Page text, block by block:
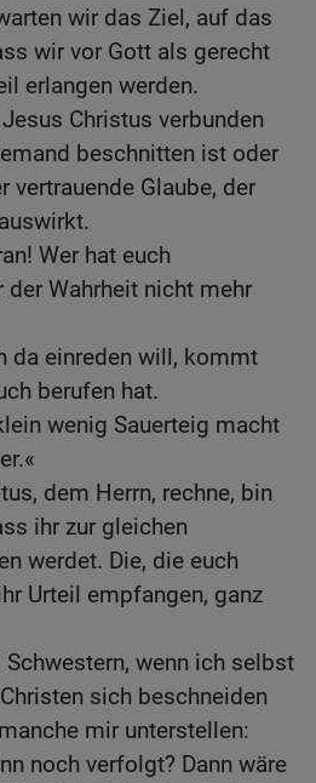
wir das Ziel, auf das
wir vor Gott als gerecht
erlangen werden.
Christus verbunden
beschnitten ist oder
vertrauende Glaube, der
Wer hat euch
der Wahrheit nicht mehr
da einreden will, kommt
berufen hat.
wenig Sauerteig macht
dem Herrn, rechne, bin
ihr zur gleichen
werdet. Die, die euch
Urteil empfangen, ganz
Schwestern, wenn ich selbst
sich beschneiden
mir unterstellen:
noch verfolgt? Dann wäre